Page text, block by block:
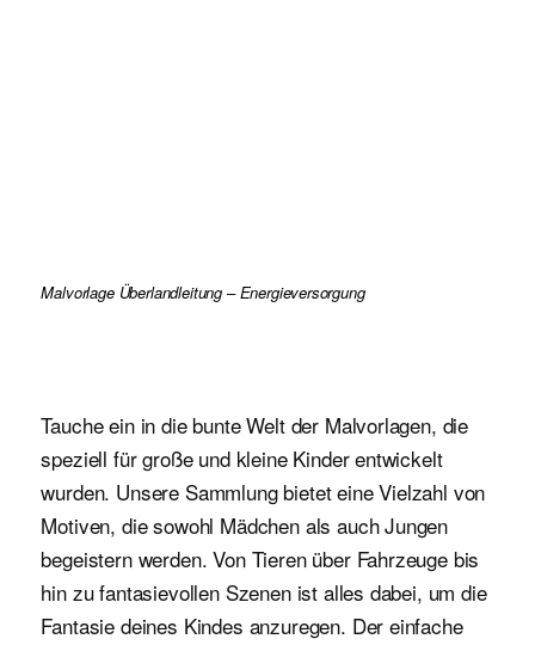
Malvorlage Überlandleitung – Energieversorgung
Tauche ein in die bunte Welt der Malvorlagen, die
speziell für große und kleine Kinder entwickelt
wurden. Unsere Sammlung bietet eine Vielzahl von
Motiven, die sowohl Mädchen als auch Jungen
begeistern werden. Von Tieren über Fahrzeuge bis
hin zu fantasievollen Szenen ist alles dabei, um die
Fantasie deines Kindes anzuregen. Der einfache